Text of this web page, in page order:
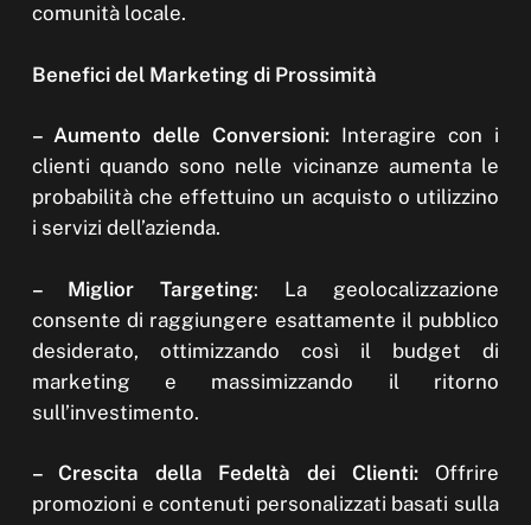
comunità locale.
Benefici del Marketing di Prossimità
– Aumento delle Conversioni: Interagire con i
clienti quando sono nelle vicinanze aumenta le
probabilità che effettuino un acquisto o utilizzino
i servizi dell’azienda.
– Miglior Targeting: La geolocalizzazione
consente di raggiungere esattamente il pubblico
desiderato, ottimizzando così il budget di
marketing e massimizzando il ritorno
sull’investimento.
– Crescita della Fedeltà dei Clienti: Offrire
promozioni e contenuti personalizzati basati sulla